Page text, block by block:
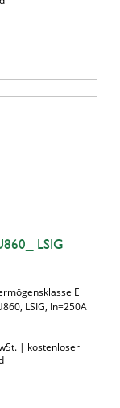
LSIG
E
LSIG, In=250A
| kostenloser